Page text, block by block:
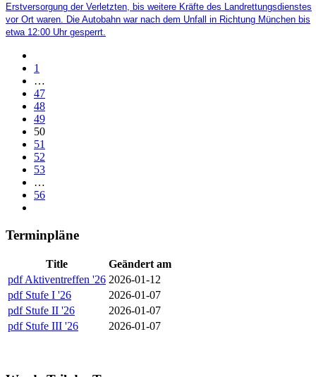
Erstversorgung der Verletzten, bis weitere Kräfte des Landrettungsdienstes
vor Ort waren.
Die Autobahn war nach dem Unfall in Richtung München bis
etwa 12:00 Uhr gesperrt.
1
…
47
48
49
50
51
52
53
…
56
Terminpläne
Title
Geändert am
pdf Aktiventreffen '26 2026-01-12
pdf Stufe I '26
2026-01-07
pdf Stufe II '26
2026-01-07
pdf Stufe III '26 2026-01-07